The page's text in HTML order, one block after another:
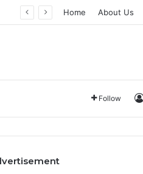
Home About Us
Follow